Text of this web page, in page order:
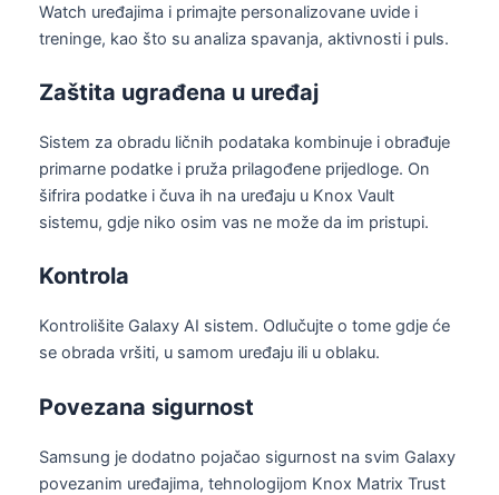
Watch uređajima i primajte personalizovane uvide i
treninge, kao što su analiza spavanja, aktivnosti i puls.
Zaštita ugrađena u uređaj
Sistem za obradu ličnih podataka kombinuje i obrađuje
primarne podatke i pruža prilagođene prijedloge. On
šifrira podatke i čuva ih na uređaju u Knox Vault
sistemu, gdje niko osim vas ne može da im pristupi.
Kontrola
Kontrolišite Galaxy AI sistem. Odlučujte o tome gdje će
se obrada vršiti, u samom uređaju ili u oblaku.
Povezana sigurnost
Samsung je dodatno pojačao sigurnost na svim Galaxy
povezanim uređajima, tehnologijom Knox Matrix Trust